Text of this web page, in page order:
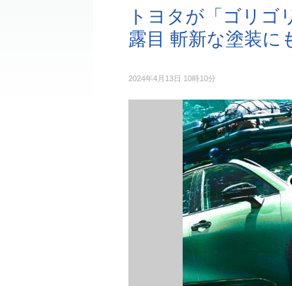
トヨタが「ゴリゴ
露目 斬新な塗装に
2024年4月13日 10時10分